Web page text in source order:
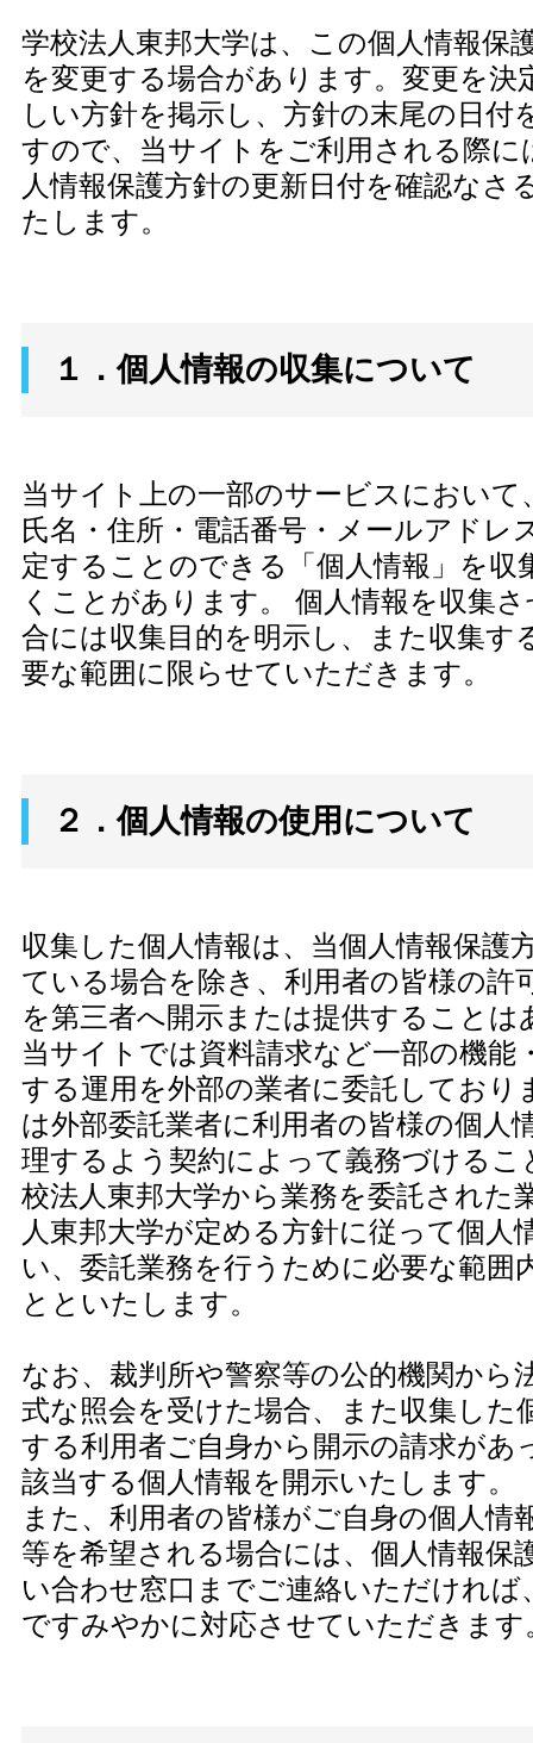
学校法人東邦大学は、この個人情報保
を変更する場合があります。変更を決
しい方針を掲示し、方針の末尾の日付
すので、当サイトをご利用される際に
人情報保護方針の更新日付を確認なさ
たします。
１．個人情報の収集について
当サイト上の一部のサービスにおいて
氏名・住所・電話番号・メールアドレ
定することのできる「個人情報」を収
くことがあります。 個人情報を収集
合には収集目的を明示し、また収集す
要な範囲に限らせていただきます。
２．個人情報の使用について
収集した個人情報は、当個人情報保護
ている場合を除き、利用者の皆様の許
を第三者へ開示または提供することは
当サイトでは資料請求など一部の機能
する運用を外部の業者に委託しており
は外部委託業者に利用者の皆様の個人
理するよう契約によって義務づけるこ
校法人東邦大学から業務を委託された
人東邦大学が定める方針に従って個人
い、委託業務を行うために必要な範囲
とといたします。
なお、裁判所や警察等の公的機関から
式な照会を受けた場合、また収集した
する利用者ご自身から開示の請求があ
該当する個人情報を開示いたします。
また、利用者の皆様がご自身の個人情
等を希望される場合には、個人情報保
い合わせ窓口までご連絡いただければ
ですみやかに対応させていただきます